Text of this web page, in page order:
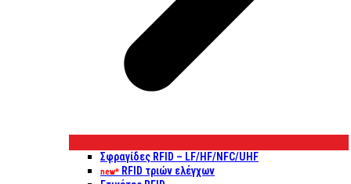
Σφραγίδες RFID – LF/HF/NFC/UHF
new* RFID τριών ελέγχων